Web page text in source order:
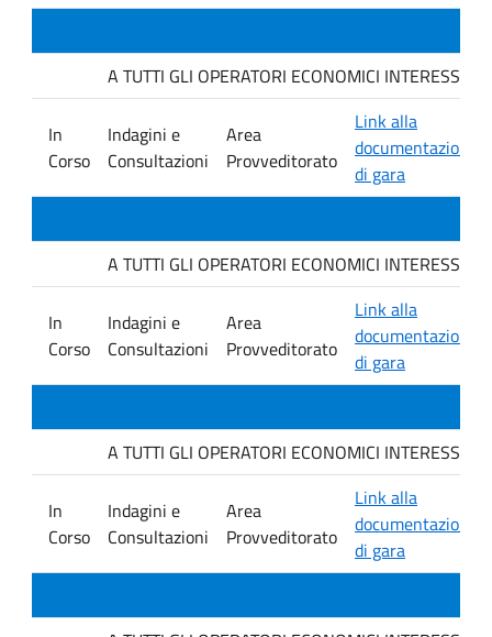
A TUTTI GLI OPERATORI ECONOMICI
In
Corso
Indagini e
Consultazioni
Area
Provveditorato
Link alla
documentazione
di gara
A TUTTI GLI OPERATORI ECONOMICI
In
Corso
Indagini e
Consultazioni
Area
Provveditorato
Link alla
documentazione
di gara
A TUTTI GLI OPERATORI ECONOMICI
In
Corso
Indagini e
Consultazioni
Area
Provveditorato
Link alla
documentazione
di gara